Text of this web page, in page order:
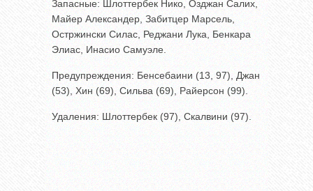
Запасные: Шлоттербек Нико, Озджан Салих,
Майер Александер, Забитцер Марсель,
Остржински Силас, Реджани Лука, Бенкара
Элиас, Инасио Самуэле.
Предупреждения: Бенсебаини (13, 97), Джан
(53), Хин (69), Сильва (69), Райерсон (99).
Удаления: Шлоттербек (97), Скалвини (97).